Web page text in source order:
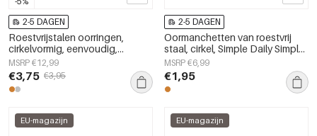
2-5 DAGEN
Roestvrijstalen oorringen,
cirkelvormig, eenvoudig,
dagelijks gebruik, eenvoudige
serie, damessieraden
MSRP €12,99
€3,75 €3,95
2-5 DAGEN
Oormanchetten van roestvrij
staal, cirkel, Simple Daily Simple
Series, damessieraden
MSRP €6,99
€1,95
EU-magazijn EU-magazijn